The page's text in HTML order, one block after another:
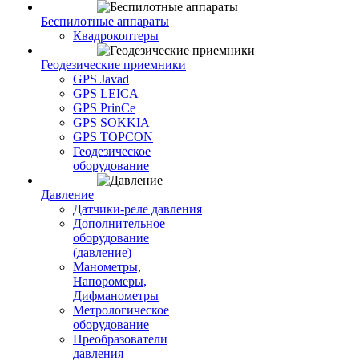
Беспилотные аппараты
Квадрокоптеры
Геодезические приемники
GPS Javad
GPS LEICA
GPS PrinCe
GPS SOKKIA
GPS TOPCON
Геодезическое
оборудование
Давление
Датчики-реле давления
Дополнительное
оборудование
(давление)
Манометры,
Напоромеры,
Дифманометры
Метрологическое
оборудование
Преобразователи
давления